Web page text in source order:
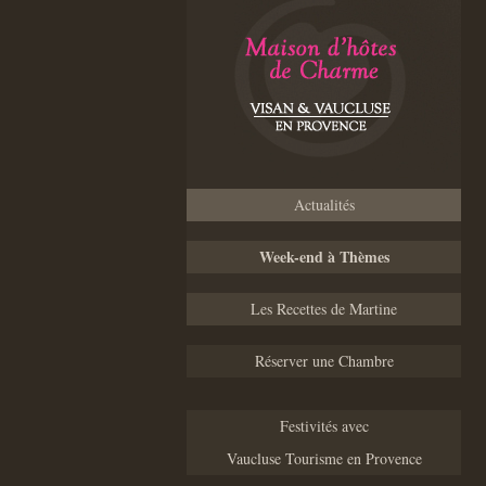
Actualités
Week-end à Thèmes
Les Recettes de Martine
Réserver une Chambre
Festivités avec
Vaucluse Tourisme en Provence